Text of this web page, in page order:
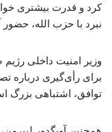
کرد و قدرت بیشتری
نبرد با حزب ‌الله، حضور
وزیر امنیت داخلی
برای رأی‌گیری درباره
توافق، اشتباهی بزرگ